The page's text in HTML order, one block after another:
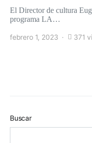
El Director de cultura
programa LA…
febrero 1, 2023 371
Buscar